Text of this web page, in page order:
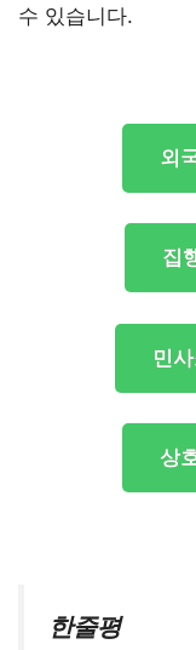
수 있습니다.
외
집
민
상
한줄평